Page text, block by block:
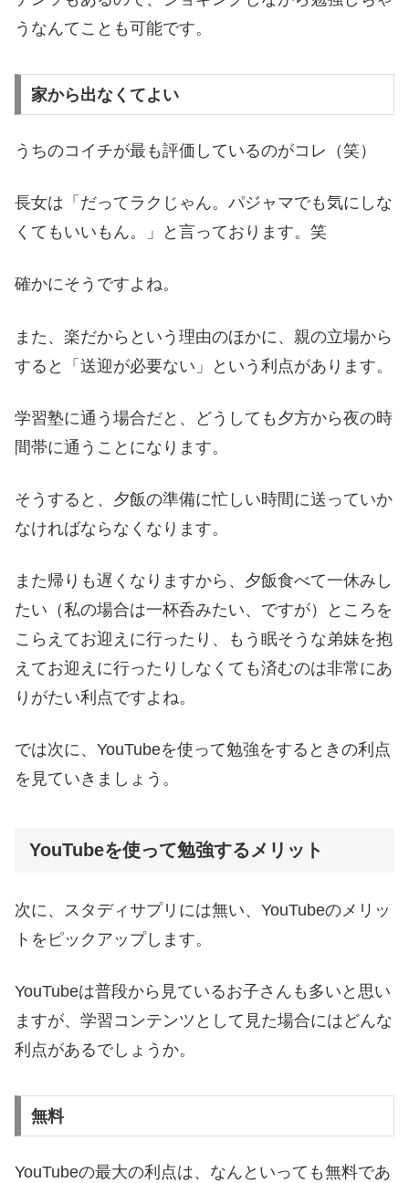
うなんてことも可能です。
家から出なくてよい
うちのコイチが最も評価しているのがコレ（笑）
長女は「だってラクじゃん。パジャマでも気にしな
くてもいいもん。」と言っております。笑
確かにそうですよね。
また、楽だからという理由のほかに、親の立場から
すると「送迎が必要ない」という利点があります。
学習塾に通う場合だと、どうしても夕方から夜の時
間帯に通うことになります。
そうすると、夕飯の準備に忙しい時間に送っていか
なければならなくなります。
また帰りも遅くなりますから、夕飯食べて一休みし
たい（私の場合は一杯呑みたい、ですが）ところを
こらえてお迎えに行ったり、もう眠そうな弟妹を抱
えてお迎えに行ったりしなくても済むのは非常にあ
りがたい利点ですよね。
では次に、YouTubeを使って勉強をするときの利点
を見ていきましょう。
YouTubeを使って勉強するメリット
次に、スタディサプリには無い、YouTubeのメリッ
トをピックアップします。
YouTubeは普段から見ているお子さんも多いと思い
ますが、学習コンテンツとして見た場合にはどんな
利点があるでしょうか。
無料
YouTubeの最大の利点は、なんといっても無料であ